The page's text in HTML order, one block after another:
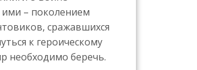
– поколением
сражавшихся
к героическому
необходимо беречь.